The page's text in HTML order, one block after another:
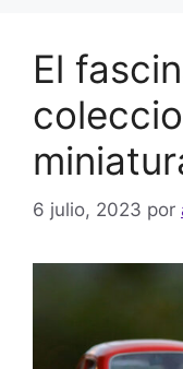
El
6 julio, 2023 por